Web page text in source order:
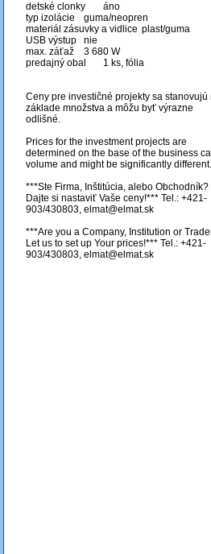
detské clonky 	áno
typ izolácie 	guma/neopren
materiál zásuvky a vidlice 	plast/guma
USB výstup 	nie
max. záťaž 	3 680 W
predajný obal 	1 ks, fólia
Ceny pre investičné projekty sa stanovujú
základe množstva a môžu byť výrazne
odlišné.
Prices for the investment projects are
determined on the base of the business
volume and might be significantly
***Ste Firma, Inštitúcia, alebo Obchodník?
Dajte si nastaviť Vaše ceny!*** Tel.: +421-
903/430803, elmat@elmat.sk
***Are you a Company, Institution or
Let us to set up Your prices!*** Tel.: +421-
903/430803, elmat@elmat.sk